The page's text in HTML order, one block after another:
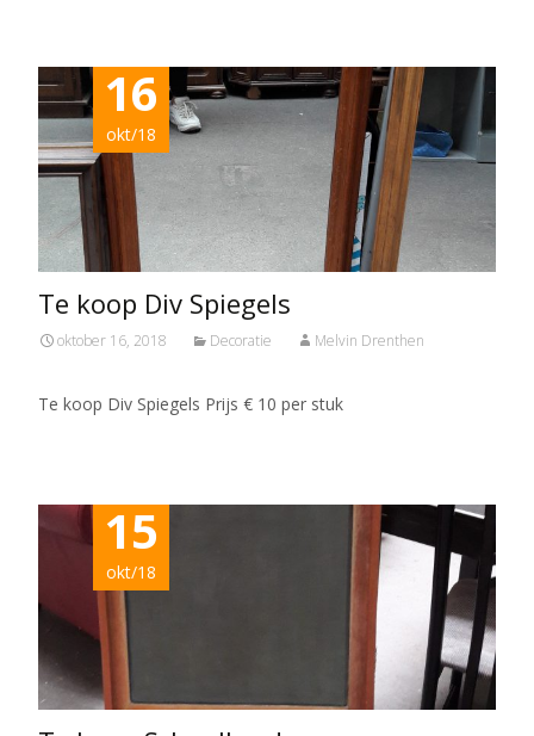
16
okt/18
Te koop Div Spiegels
oktober 16, 2018 Decoratie Melvin Drenthen
Te koop Div Spiegels Prijs € 10 per stuk
15
okt/18